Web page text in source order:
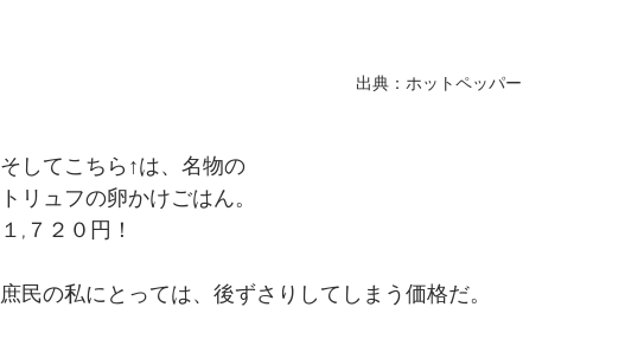
出典：ホットペッパー
そしてこちら↑は、名物の
トリュフの卵かけごはん。
１,７２０円！
庶民の私にとっては、後ずさりしてしまう価格だ。